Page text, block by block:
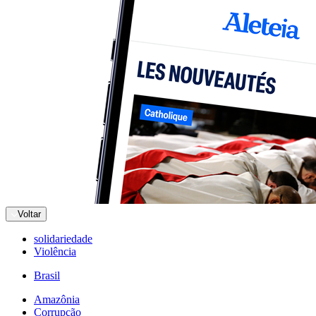
Voltar
solidariedade
Violência
Brasil
Amazônia
Corrupção